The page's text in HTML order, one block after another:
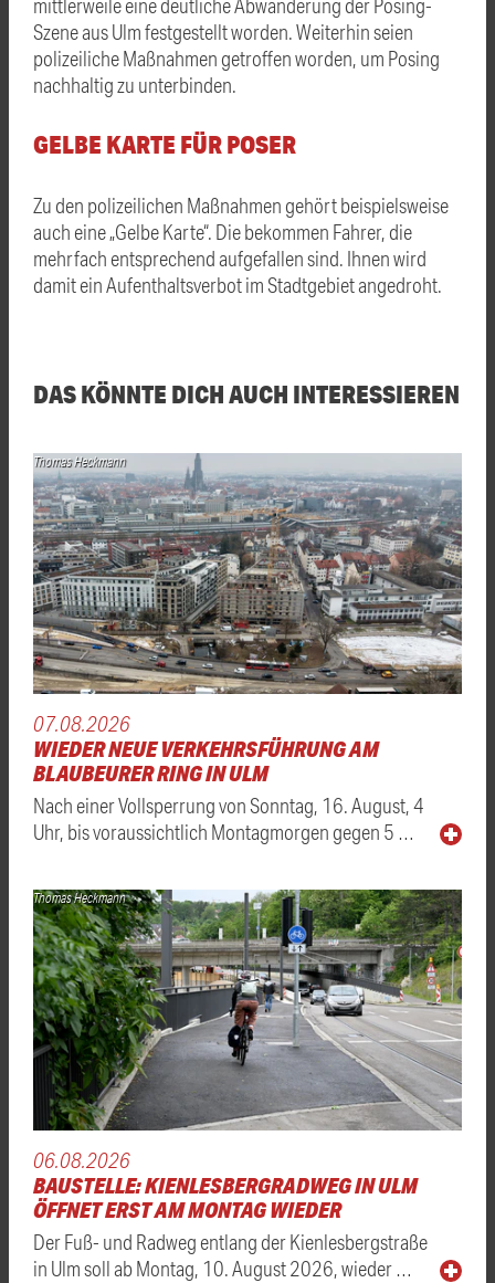
Szene aus Ulm festgestellt worden. Weiterhin seien
polizeiliche Maßnahmen getroffen worden, um Posing
nachhaltig zu unterbinden.
GELBE KARTE FÜR POSER
Zu den polizeilichen Maßnahmen gehört beispielsweise
auch eine „Gelbe Karte“. Die bekommen Fahrer, die
mehrfach entsprechend aufgefallen sind. Ihnen wird
damit ein Aufenthaltsverbot im Stadtgebiet angedroht.
DAS KÖNNTE DICH AUCH INTERESSIEREN
Thomas Heckmann
07.08.2026
WIEDER NEUE VERKEHRSFÜHRUNG AM
BLAUBEURER RING IN ULM
Nach einer Vollsperrung von Sonntag, 16. August, 4
Uhr, bis voraussichtlich Montagmorgen gegen 5 …
Thomas Heckmann
06.08.2026
BAUSTELLE: KIENLESBERGRADWEG IN ULM
ÖFFNET ERST AM MONTAG WIEDER
Der Fuß- und Radweg entlang der Kienlesbergstraße
in Ulm soll ab Montag, 10. August 2026, wieder …